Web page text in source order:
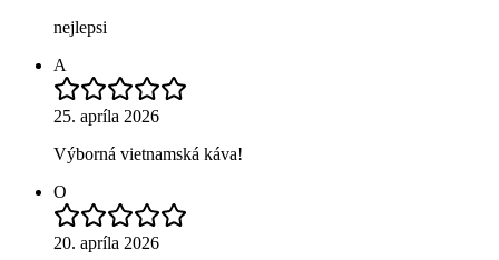
nejlepsi
A
25. apríla 2026
Výborná vietnamská káva!
O
20. apríla 2026